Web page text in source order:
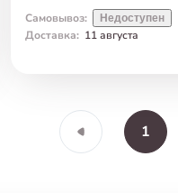
Самовывоз: Недоступен
Доставка: 11 августа
1